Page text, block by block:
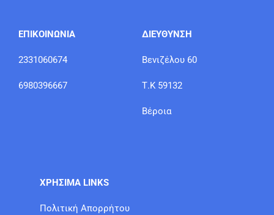
ΕΠΙΚΟΙΝΩΝΙΑ
2331060674
6980396667
ΔΙΕΥΘΥΝΣΗ
Βενιζέλου 60
Τ.Κ 59132
Βέροια
ΧΡΗΣΙΜΑ LINKS
Πολιτική Απορρήτου